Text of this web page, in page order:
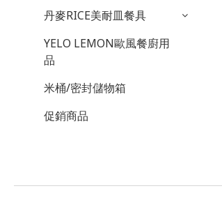
丹麥RICE美耐皿餐具
YELO LEMON歐風餐廚用
品
米桶/密封儲物箱
促銷商品